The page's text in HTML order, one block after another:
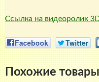
Ссылка на видеоролик
Facebook Twitter
Похожие товары